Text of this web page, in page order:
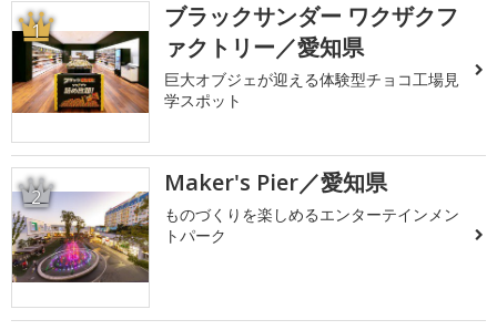
1
ブラックサンダー ワクザクフ
ァクトリー／愛知県
巨大オブジェが迎える体験型チョコ工場見
学スポット
2 Maker's Pier／愛知県
ものづくりを楽しめるエンターテインメン
トパーク